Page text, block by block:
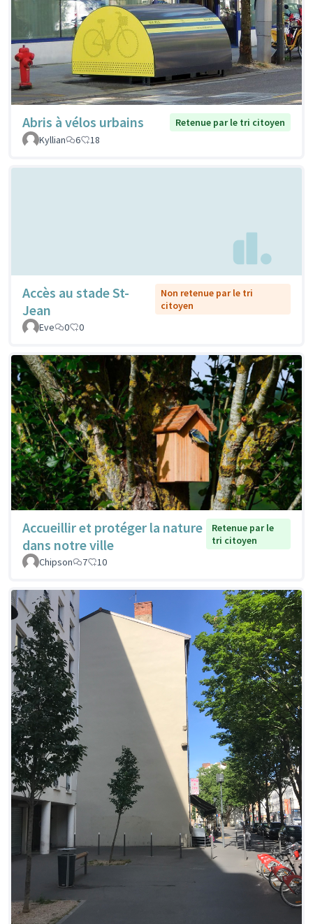
Abris à vélos urbains
Retenue par le tri citoyen
Kyllian
6 18
Accès au stade St-
Jean
Non retenue par le tri
citoyen
Eve
0 0
Accueillir et protéger la nature
dans notre ville
Retenue par le
tri citoyen
Chipson
7 10